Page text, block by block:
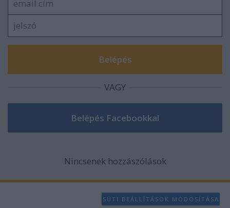
VAGY
Nincsenek hozzászólások
SÜTI BEÁLLÍTÁSOK MÓDOSÍTÁSA